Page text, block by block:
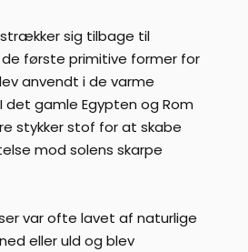
sig tilbage til
de første primitive former for
anvendt i de varme
det gamle Egypten og Rom
stykker stof for at skabe
mod solens skarpe
var ofte lavet af naturlige
eller uld og blev